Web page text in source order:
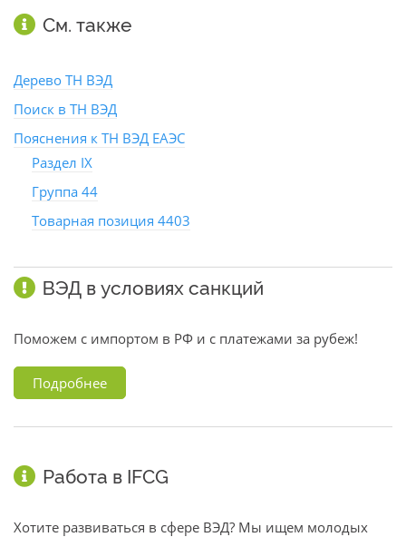
См. также
Дерево ТН ВЭД
Поиск в ТН ВЭД
Пояснения к ТН ВЭД ЕАЭС
Раздел IX
Группа 44
Товарная позиция 4403
ВЭД в условиях санкций
Поможем с импортом в РФ и с платежами за рубеж!
Подробнее
Работа в IFCG
Хотите развиваться в сфере ВЭД? Мы ищем молодых